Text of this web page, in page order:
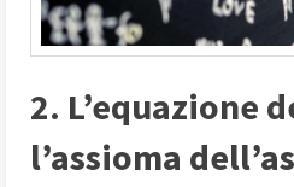
2. L’equazione
l’assioma